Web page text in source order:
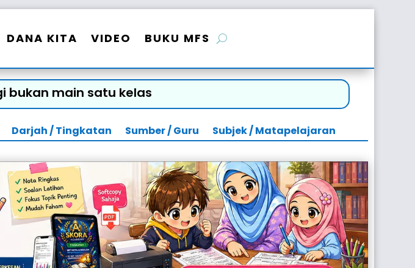
DANA KITA VIDEO BUKU MFS
bukan main satu kelas
Darjah / Tingkatan Sumber / Guru Subjek / Matapelajaran